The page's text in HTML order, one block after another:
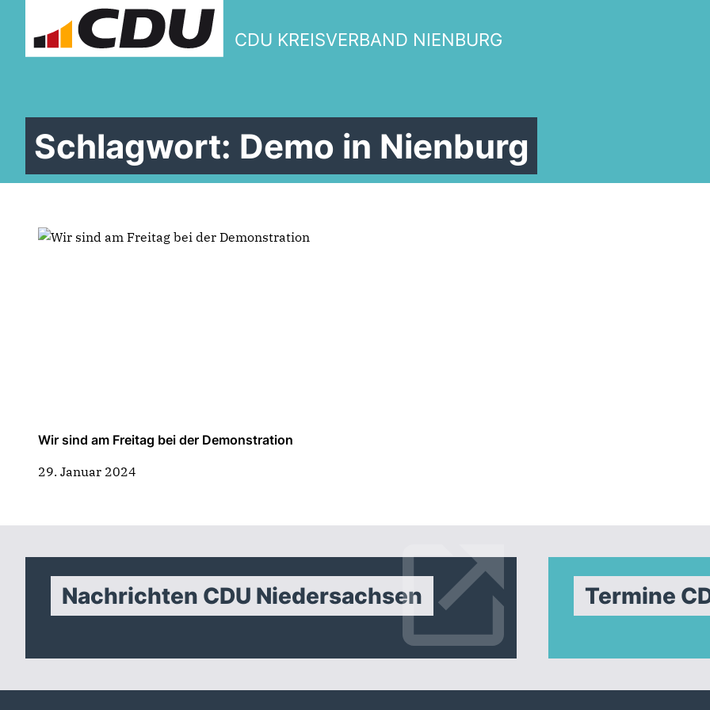
CDU KREISVERBAND NIENBURG
Schlagwort: Demo in Nienburg
Wir sind am Freitag bei der Demonstration
29. Januar 2024
Nachrichten CDU Niedersachsen Termine